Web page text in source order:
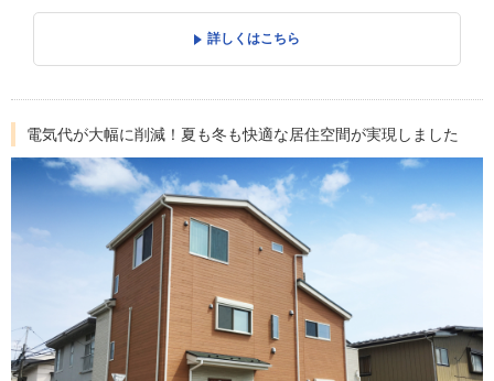
詳しくはこちら
電気代が大幅に削減！夏も冬も快適な居住空間が実現しました